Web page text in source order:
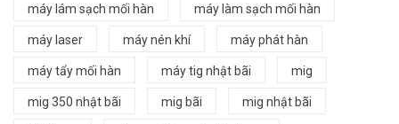
máy lám sạch mối hàn máy làm sạch mối hàn
máy laser máy nén khí máy phát hàn
máy tẩy mối hàn máy tig nhật bãi mig
mig 350 nhật bãi mig bãi mig nhật bãi